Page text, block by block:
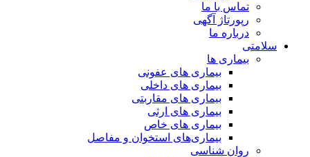
تماس با ما
رپورتاژ آگهی
درباره ما
سلامتی
بیماری ها
بیماری های عفونی
بیماری های داخلی
بیماری های مقاربتی
بیماری های ارثی
بیماری های خاص
بیماری‌های استخوان و مفاصل
روان شناسی